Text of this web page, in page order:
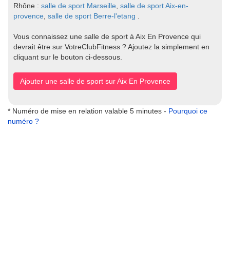
Rhône : salle de sport Marseille salle de sport Aix-en-
provence salle de sport Berre-l'etang
Vous connaissez une salle de sport à Aix En Provence qui
devrait être sur VotreClubFitness ? Ajoutez la simplement en
cliquant sur le bouton ci-dessous.
Ajouter une salle de sport sur Aix En Provence
* Numéro de mise en relation valable 5 minutes - Pourquoi ce
numéro ?